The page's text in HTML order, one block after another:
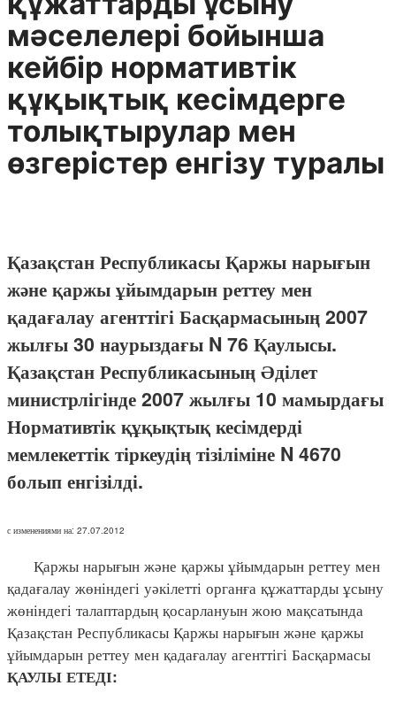
мәселелері бойынша
кейбір нормативтік
құқықтық кесімдерге
толықтырулар мен
өзгерістер енгізу туралы
Қазақстан Республикасы Қаржы нарығын
және қаржы ұйымдарын реттеу мен
қадағалау агенттігі Басқармасының 2007
жылғы 30 наурыздағы N 76 Қаулысы.
Қазақстан Республикасының Әділет
министрлігінде 2007 жылғы 10 мамырдағы
Нормативтік құқықтық кесімдерді
мемлекеттік тіркеудің тізіліміне N 4670
болып енгізілді.
с изменениями на: 27.07.2012
Қаржы нарығын және қаржы ұйымдарын реттеу мен
қадағалау жөніндегі уәкілетті органға құжаттарды ұсыну
жөніндегі талаптардың қосарлануын жою мақсатында
Қазақстан Республикасы Қаржы нарығын және қаржы
ұйымдарын реттеу мен қадағалау агенттігі Басқармасы
ҚАУЛЫ ЕТЕДІ: